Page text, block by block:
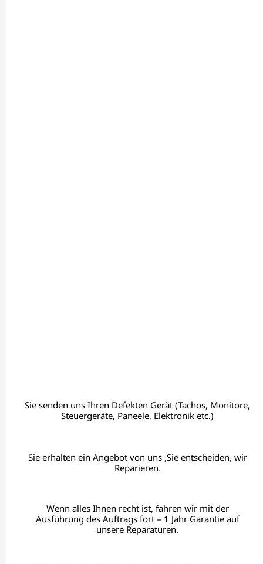
Sie senden uns Ihren Defekten Gerät (Tachos, Monitore,
Steuergeräte, Paneele, Elektronik etc.)
Sie erhalten ein Angebot von uns ,Sie entscheiden, wir
Reparieren.
Wenn alles Ihnen recht ist, fahren wir mit der
Ausführung des Auftrags fort – 1 Jahr Garantie auf
unsere Reparaturen.